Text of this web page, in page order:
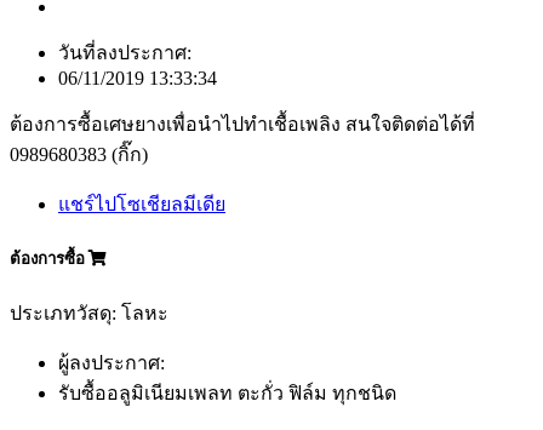
วันที่ลงประกาศ:
06/11/2019 13:33:34
ต้องการซื้อเศษยางเพื่อนำไปทำเชื้อเพลิง สนใจติดต่อได้ที่
0989680383 (กิ๊ก)
แชร์ไปโซเชียลมีเดีย
ต้องการซื้อ
ประเภทวัสดุ: โลหะ
ผู้ลงประกาศ:
รับซื้ออลูมิเนียมเพลท ตะกั่ว ฟิล์ม ทุกชนิด